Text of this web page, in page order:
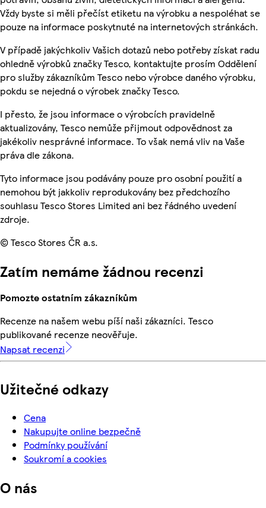
Vždy byste si měli přečíst etiketu na výrobku a nespoléhat se
pouze na informace poskytnuté na internetových stránkách.
V případě jakýchkoliv Vašich dotazů nebo potřeby získat radu
ohledně výrobků značky Tesco, kontaktujte prosím Oddělení
pro služby zákazníkům Tesco nebo výrobce daného výrobku,
pokdu se nejedná o výrobek značky Tesco.
I přesto, že jsou informace o výrobcích pravidelně
aktualizovány, Tesco nemůže přijmout odpovědnost za
jakékoliv nesprávné informace. To však nemá vliv na Vaše
práva dle zákona.
Tyto informace jsou podávány pouze pro osobní použití a
nemohou být jakkoliv reprodukovány bez předchozího
souhlasu Tesco Stores Limited ani bez řádného uvedení
zdroje.
© Tesco Stores ČR a.s.
Zatím nemáme žádnou recenzi
Pomozte ostatním zákazníkům
Recenze na našem webu píší naši zákazníci. Tesco
publikované recenze neověřuje.
Napsat recenzi
Užitečné odkazy
Cena
Nakupujte online bezpečně
Podmínky používání
Soukromí a cookies
O nás